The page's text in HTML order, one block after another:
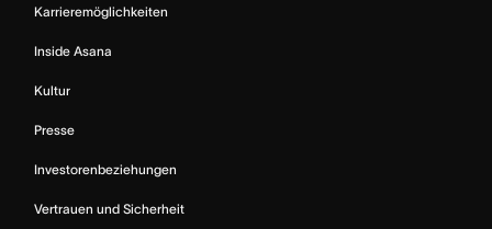
Karrieremöglichkeiten
Inside Asana
Kultur
Presse
Investorenbeziehungen
Vertrauen und Sicherheit